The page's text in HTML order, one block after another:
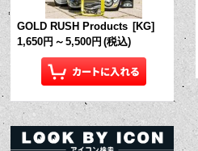
GOLD RUSH Products [KG]
1,650円 ～ 5,500円 (税込)